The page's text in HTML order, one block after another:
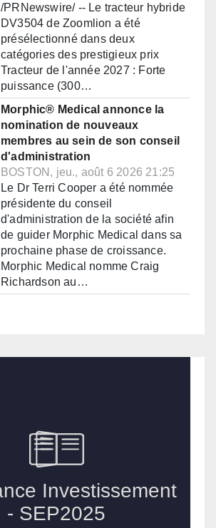
/PRNewswire/ -- Le tracteur hybride
DV3504 de Zoomlion a été
présélectionné dans deux
catégories des prestigieux prix
Tracteur de l'année 2027 : Forte
puissance (300…
Morphic® Medical annonce la
nomination de nouveaux
membres au sein de son conseil
d'administration
BOSTON, jeu., août 6 2026 21:25
Le Dr Terri Cooper a été nommée
présidente du conseil
d'administration de la société afin
de guider Morphic Medical dans sa
prochaine phase de croissance.
Morphic Medical nomme Craig
Richardson au…